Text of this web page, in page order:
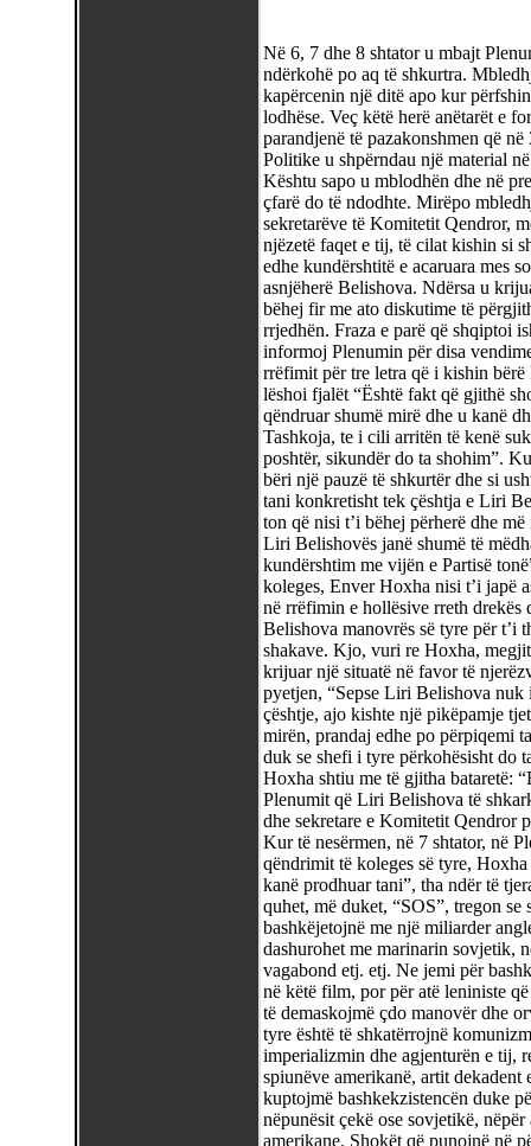
Në 6, 7 dhe 8 shtator u mbajt
ndërkohë po aq të shkurtra.
kapërcenin një ditë apo kur
lodhëse. Veç këtë herë anëtarët e
parandjenë të pazakonshmen që
Politike u shpërndau një material
Kështu sapo u mblodhën dhe në
çfarë do të ndodhte. Mirëpo
sekretarëve të Komitetit Qendror,
njëzetë faqet e tij, të cilat kishin si
edhe kundërshtitë e acaruara mes
asnjëherë Belishova. Ndërsa u
bëhej fir me ato diskutime të
rrjedhën. Fraza e parë që shqiptoi
informoj Plenumin për disa
rrëfimit për tre letra që i kishin
lëshoi fjalët “Është fakt që gjithë
qëndruar shumë mirë dhe u kanë
Tashkoja, te i cili arritën të kenë
poshtër, sikundër do ta shohim”.
bëri një pauzë të shkurtër dhe si
tani konkretisht tek çështja e Liri
ton që nisi t’i bëhej përherë dhe
Liri Belishovës janë shumë të
kundërshtim me vijën e Partisë
koleges, Enver Hoxha nisi t’i japë
në rrëfimin e hollësive rreth
Belishova manovrës së tyre për t’i
shakave. Kjo, vuri re Hoxha,
krijuar një situatë në favor të
pyetjen, “Sepse Liri Belishova nuk
çështje, ajo kishte një pikëpamje
mirën, prandaj edhe po përpiqemi
duk se shefi i tyre përkohësisht do
Hoxha shtiu me të gjitha bataretë:
Plenumit që Liri Belishova të
dhe sekretare e Komitetit Qendror
Kur të nesërmen, në 7 shtator, në
qëndrimit të koleges së tyre,
kanë prodhuar tani”, tha ndër të
quhet, më duket, “SOS”, tregon
bashkëjetojnë me një miliarder
dashurohet me marinarin sovjetik,
vagabond etj. etj. Ne jemi për
në këtë film, por për atë leniniste
të demaskojmë çdo manovër dhe
tyre është të shkatërrojnë
imperializmin dhe agjenturën e tij,
spiunëve amerikanë, artit dekadent
kuptojmë bashkekzistencën duke
nëpunësit çekë ose sovjetikë,
amerikane. Shokët që punojnë në